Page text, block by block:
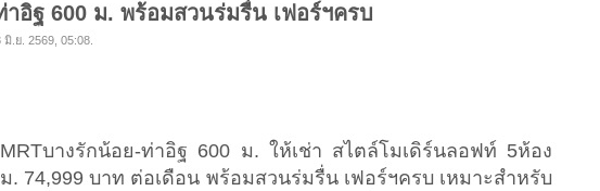
าอิฐ 600 ม. พร้อมสวนร่มรื่น เฟอร์ฯครบ
.ย. 2569, 05:08.
บางรักน้อย-ท่าอิฐ 600 ม. ให้เช่า สไตล์โมเดิร์นลอฟท์ 5ห้อง
. 74,999 บาท ต่อเดือน พร้อมสวนร่มรื่น เฟอร์ฯครบ เหมาะสำหรับ